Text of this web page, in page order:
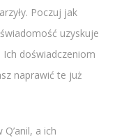
Poczuj jak
uzyskuje
doświadczeniom
naprawić te już
a ich